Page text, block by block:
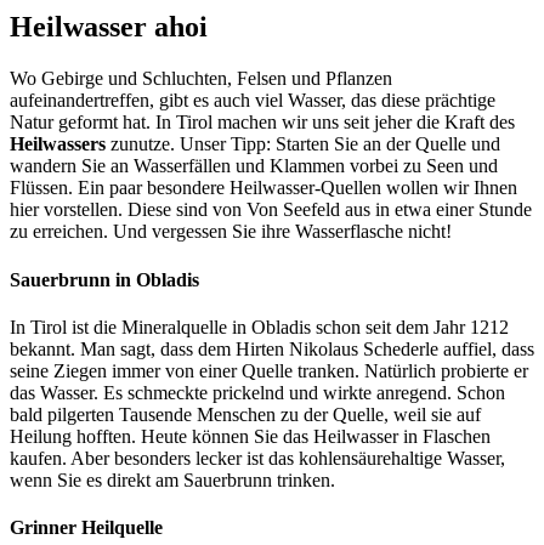
Heilwasser ahoi
Wo Gebirge und Schluchten, Felsen und Pflanzen
aufeinandertreffen, gibt es auch viel Wasser, das diese prächtige
Natur geformt hat. In Tirol machen wir uns seit jeher die Kraft des
Heilwassers zunutze. Unser Tipp: Starten Sie an der Quelle und
wandern Sie an Wasserfällen und Klammen vorbei zu Seen und
Flüssen. Ein paar besondere Heilwasser-Quellen wollen wir Ihnen
hier vorstellen. Diese sind von Von Seefeld aus in etwa einer Stunde
zu erreichen. Und vergessen Sie ihre Wasserflasche nicht!
Sauerbrunn in Obladis
In Tirol ist die Mineralquelle in Obladis schon seit dem Jahr 1212
bekannt. Man sagt, dass dem Hirten Nikolaus Schederle auffiel, dass
seine Ziegen immer von einer Quelle tranken. Natürlich probierte er
das Wasser. Es schmeckte prickelnd und wirkte anregend. Schon
bald pilgerten Tausende Menschen zu der Quelle, weil sie auf
Heilung hofften. Heute können Sie das Heilwasser in Flaschen
kaufen. Aber besonders lecker ist das kohlensäurehaltige Wasser,
wenn Sie es direkt am Sauerbrunn trinken.
Grinner Heilquelle